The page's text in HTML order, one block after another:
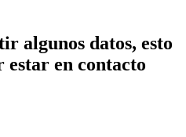
algunos datos, esto
estar en contacto